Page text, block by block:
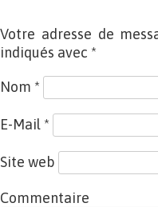
Votre adresse de
indiqués avec *
Nom *
E-Mail *
Site web
Commentaire